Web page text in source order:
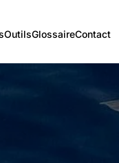
OutilsGlossaireContact